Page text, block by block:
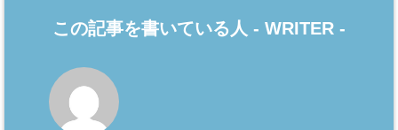
この記事を書いている人 - WRITER -